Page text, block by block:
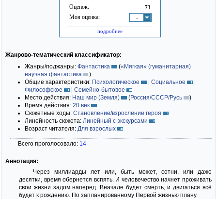
Оценок: 73
Моя оценка: -
подробнее
Жанрово-тематический классификатор:
Жанры/поджанры: Фантастика («Мягкая» (гуманитарная)
научная фантастика
)
Общие характеристики: Психологическое | Социальное
|
Философское
| Семейно-бытовое
Место действия: Наш мир (Земля) (Россия/СССР/Русь
)
Время действия: 20 век
Сюжетные ходы: Становление/взросление героя
Линейность сюжета: Линейный с экскурсами
Возраст читателя: Для взрослых
Всего проголосовало: 14
Аннотация:
Через миллиарды лет или, быть может, сотни, или даже
десятки, время обернется вспять. И человечество начнет проживать
свои жизни задом наперед. Вначале будет смерть, и двигаться всё
будет к рождению. По запланированному Первой жизнью плану.